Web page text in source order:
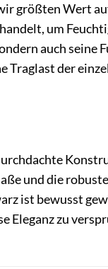
größten Wert
um
auch seine
der
und die
ist bewusst
Eleganz zu